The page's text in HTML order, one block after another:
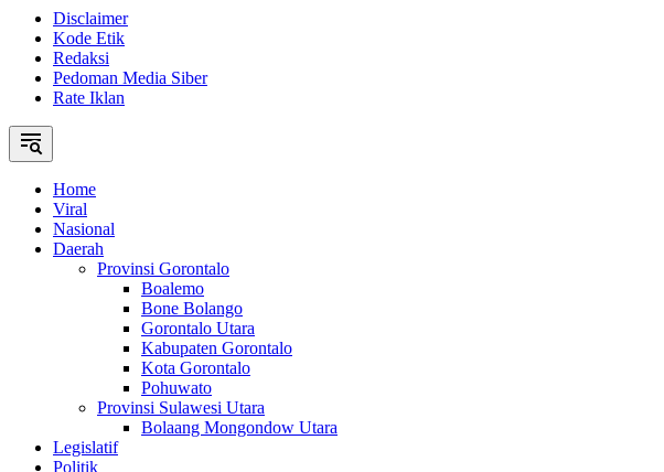
Disclaimer
Kode Etik
Redaksi
Pedoman Media Siber
Rate Iklan
Home
Viral
Nasional
Daerah
Provinsi Gorontalo
Boalemo
Bone Bolango
Gorontalo Utara
Kabupaten Gorontalo
Kota Gorontalo
Pohuwato
Provinsi Sulawesi Utara
Bolaang Mongondow Utara
Legislatif
Politik